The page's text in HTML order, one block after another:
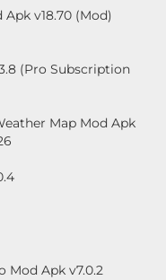
v18.70 (Mod)
(Pro Subscription
Map Mod Apk
Apk v7.0.2